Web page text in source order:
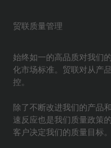
贸联质量管理
始终如一的高品质对我们
化市场标准。贸联对从产
控。
除了不断改进我们的产品
速反应也是我们质量政策
客户决定我们的质量目标。